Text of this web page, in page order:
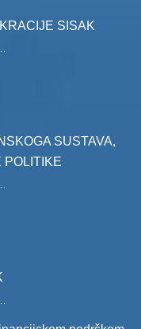
SISAK
SUSTAVA,
POLITIKE